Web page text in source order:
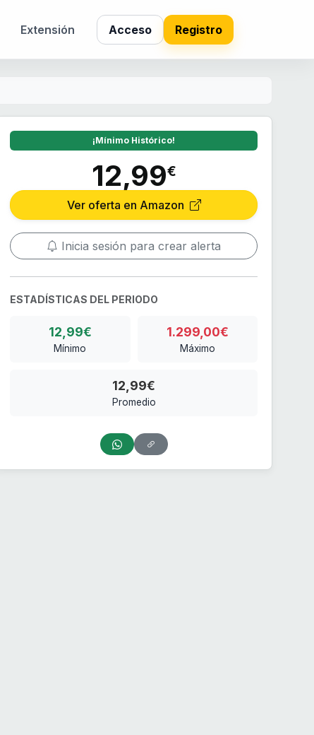
Extensión Acceso Registro
¡Mínimo Histórico!
12,99€
Ver oferta en Amazon
Inicia sesión para crear alerta
ESTADÍSTICAS DEL PERIODO
12,99€
Mínimo
1.299,00€
Máximo
12,99€
Promedio